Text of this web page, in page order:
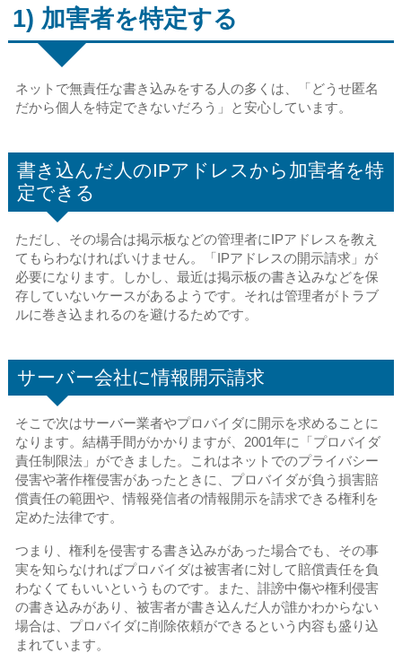
1) 加害者を特定する
ネットで無責任な書き込みをする人の多くは、「どうせ匿名
だから個人を特定できないだろう」と安心しています。
書き込んだ人のIPアドレスから加害者を特
定できる
ただし、その場合は掲示板などの管理者にIPアドレスを教え
てもらわなければいけません。「IPアドレスの開示請求」が
必要になります。しかし、最近は掲示板の書き込みなどを保
存していないケースがあるようです。それは管理者がトラブ
ルに巻き込まれるのを避けるためです。
サーバー会社に情報開示請求
そこで次はサーバー業者やプロバイダに開示を求めることに
なります。結構手間がかかりますが、2001年に「プロバイダ
責任制限法」ができました。これはネットでのプライバシー
侵害や著作権侵害があったときに、プロバイダが負う損害賠
償責任の範囲や、情報発信者の情報開示を請求できる権利を
定めた法律です。
つまり、権利を侵害する書き込みがあった場合でも、その事
実を知らなければプロバイダは被害者に対して賠償責任を負
わなくてもいいというものです。また、誹謗中傷や権利侵害
の書き込みがあり、被害者が書き込んだ人が誰かわからない
場合は、プロバイダに削除依頼ができるという内容も盛り込
まれています。